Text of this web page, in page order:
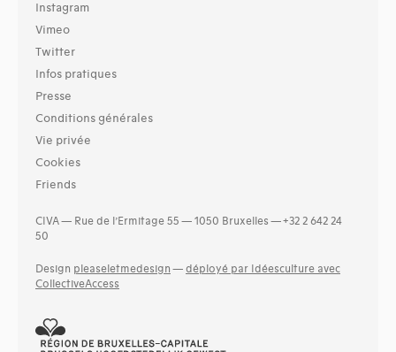
Instagram
Vimeo
Twitter
Infos pratiques
Presse
Conditions générales
Vie privée
Cookies
Friends
CIVA — Rue de l’Ermitage 55 — 1050 Bruxelles — +32 2 642 24
50
Design pleaseletmedesign — déployé par Idéesculture avec
CollectiveAccess